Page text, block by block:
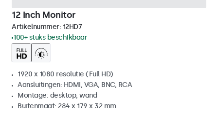
12 Inch Monitor
Artikelnummer: 12HD7
100+ stuks beschikbaar
1920 x 1080 resolutie (Full HD)
Aansluitingen: HDMI, VGA, BNC, RCA
Montage: desktop, wand
Buitenmaat: 284 x 179 x 32 mm